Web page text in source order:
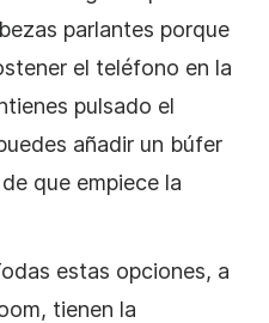
parlantes porque
el teléfono en la
pulsado el
añadir un búfer
que empiece la
estas opciones, a
tienen la